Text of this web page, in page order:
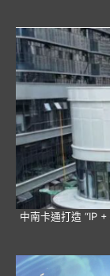
中南卡通打造 “IP